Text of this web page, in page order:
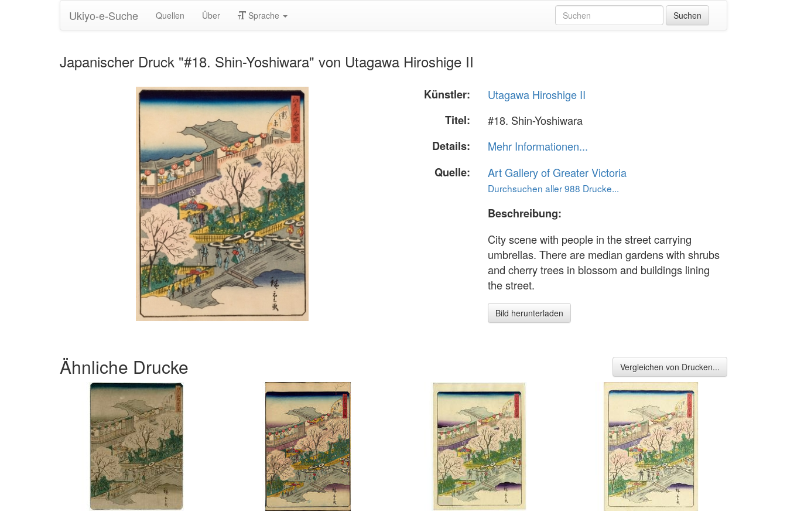
Ukiyo-e-Suche Quellen Über Sprache
Japanischer Druck "#18. Shin-Yoshiwara" von Utagawa Hiroshige II
Künstler:
Utagawa Hiroshige II
Titel:
#18. Shin-Yoshiwara
Details:
Mehr Informationen...
Quelle:
Art Gallery of Greater Victoria
Durchsuchen aller 988 Drucke...
Beschreibung:
City scene with people in the street carrying
umbrellas. There are median gardens with shrubs
and cherry trees in blossom and buildings lining
the street.
Bild herunterladen
Ähnliche Drucke Vergleichen von Drucken...